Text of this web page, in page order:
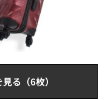
る（6枚）